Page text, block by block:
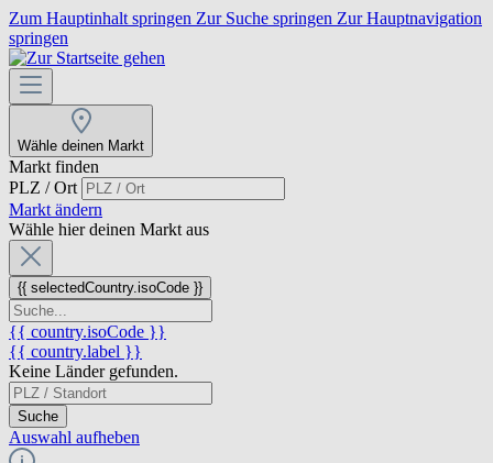
Zum Hauptinhalt springen Zur Suche springen Zur Hauptnavigation
springen
Wähle deinen Markt
Markt finden
PLZ / Ort
Markt ändern
Wähle hier deinen Markt aus
{{ selectedCountry.isoCode }}
{{ country.isoCode }}
{{ country.label }}
Keine Länder gefunden.
Suche
Auswahl aufheben